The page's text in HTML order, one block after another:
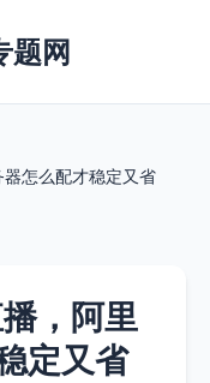
题网
怎么配才稳定又省
，阿里
定又省